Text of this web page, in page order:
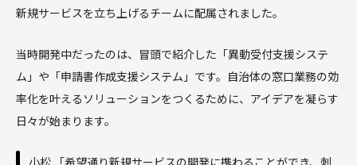
新規サービスを立ち上げるチームに配属されました。
当時開発中だったのは、冒頭で紹介した「異動受付支援システ
ム」や「申請書作成支援システム」です。自治体の窓口業務の効
率化を叶えるソリューションをつくるために、アイデアを凝らす
日々が始まります。